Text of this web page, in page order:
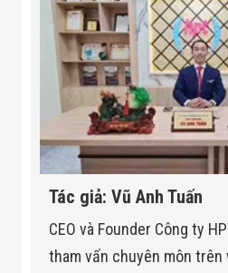
Tác giả: Vũ Anh Tuấn
CEO và Founder Công ty
tham vấn chuyên môn